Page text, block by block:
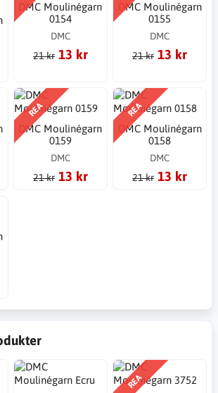
DMC Moulinégarn
0154
DMC
21 kr 13 kr
DMC Moulinégarn
0155
DMC
21 kr 13 kr
REA
DMC Moulinégarn
0159
DMC
21 kr 13 kr
REA
DMC Moulinégarn
0158
DMC
21 kr 13 kr
REA